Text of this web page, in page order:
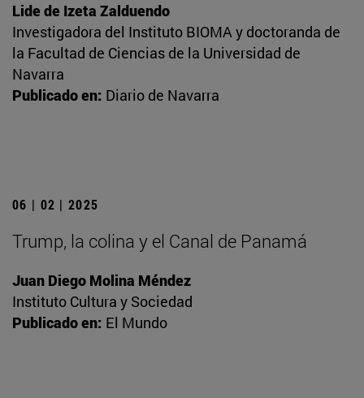
Lide de Izeta Zalduendo
Investigadora del Instituto BIOMA y doctoranda de
la Facultad de Ciencias de la Universidad de
Navarra
Publicado en: Diario de Navarra
06 | 02 | 2025
Trump, la colina y el Canal de Panamá
Juan Diego Molina Méndez
Instituto Cultura y Sociedad
Publicado en: El Mundo